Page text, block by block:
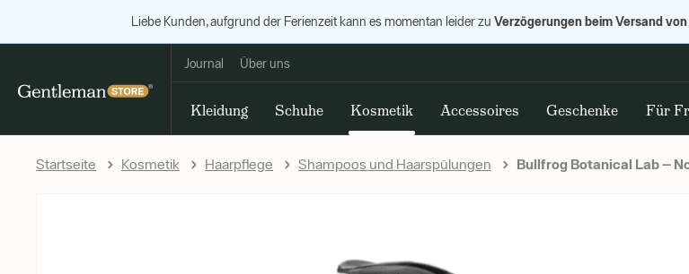
Liebe Kunden, aufgrund der Ferienzeit kann es momentan leider zu Verzögerungen beim Versand
Journal Über uns
Kleidung Schuhe Kosmetik Accessoires Geschenke Für
Startseite Kosmetik Haarpflege Shampoos und Haarspülungen Bullfrog Botanical Lab —